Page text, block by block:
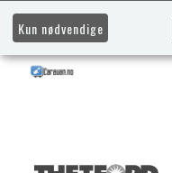
Kun nødvendige